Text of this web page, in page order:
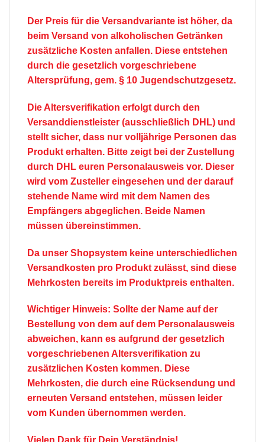
Der Preis für die Versandvariante ist höher, da
beim Versand von alkoholischen Getränken
zusätzliche Kosten anfallen. Diese entstehen
durch die gesetzlich vorgeschriebene
Altersprüfung, gem. § 10 Jugendschutzgesetz.
Die Altersverifikation erfolgt durch den
Versanddienstleister (ausschließlich DHL) und
stellt sicher, dass nur volljährige Personen das
Produkt erhalten. Bitte zeigt bei der Zustellung
durch DHL euren Personalausweis vor. Dieser
wird vom Zusteller eingesehen und der darauf
stehende Name wird mit dem Namen des
Empfängers abgeglichen. Beide Namen
müssen übereinstimmen.
Da unser Shopsystem keine unterschiedlichen
Versandkosten pro Produkt zulässt, sind diese
Mehrkosten bereits im Produktpreis enthalten.
Wichtiger Hinweis: Sollte der Name auf der
Bestellung von dem auf dem Personalausweis
abweichen, kann es aufgrund der gesetzlich
vorgeschriebenen Altersverifikation zu
zusätzlichen Kosten kommen. Diese
Mehrkosten, die durch eine Rücksendung und
erneuten Versand entstehen, müssen leider
vom Kunden übernommen werden.